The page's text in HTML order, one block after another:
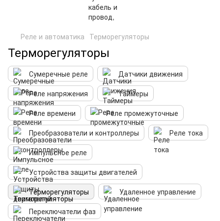
Реле и автоматика Терморегуляторы
Терморегуляторы
Сумеречные реле
Датчики движения
Реле напряжения
Таймеры
Реле времени
Реле промежуточные
Преобразователи и контроллеры
Реле тока
Импульсное реле
Устройства защиты двигателей
Терморегуляторы
Удаленное управление
Переключатели фаз